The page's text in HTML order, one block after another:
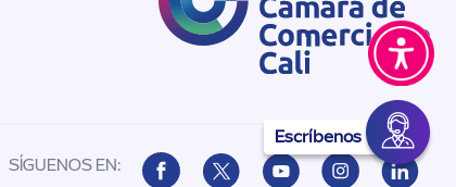
Escríbenos
SÍGUENOS EN: